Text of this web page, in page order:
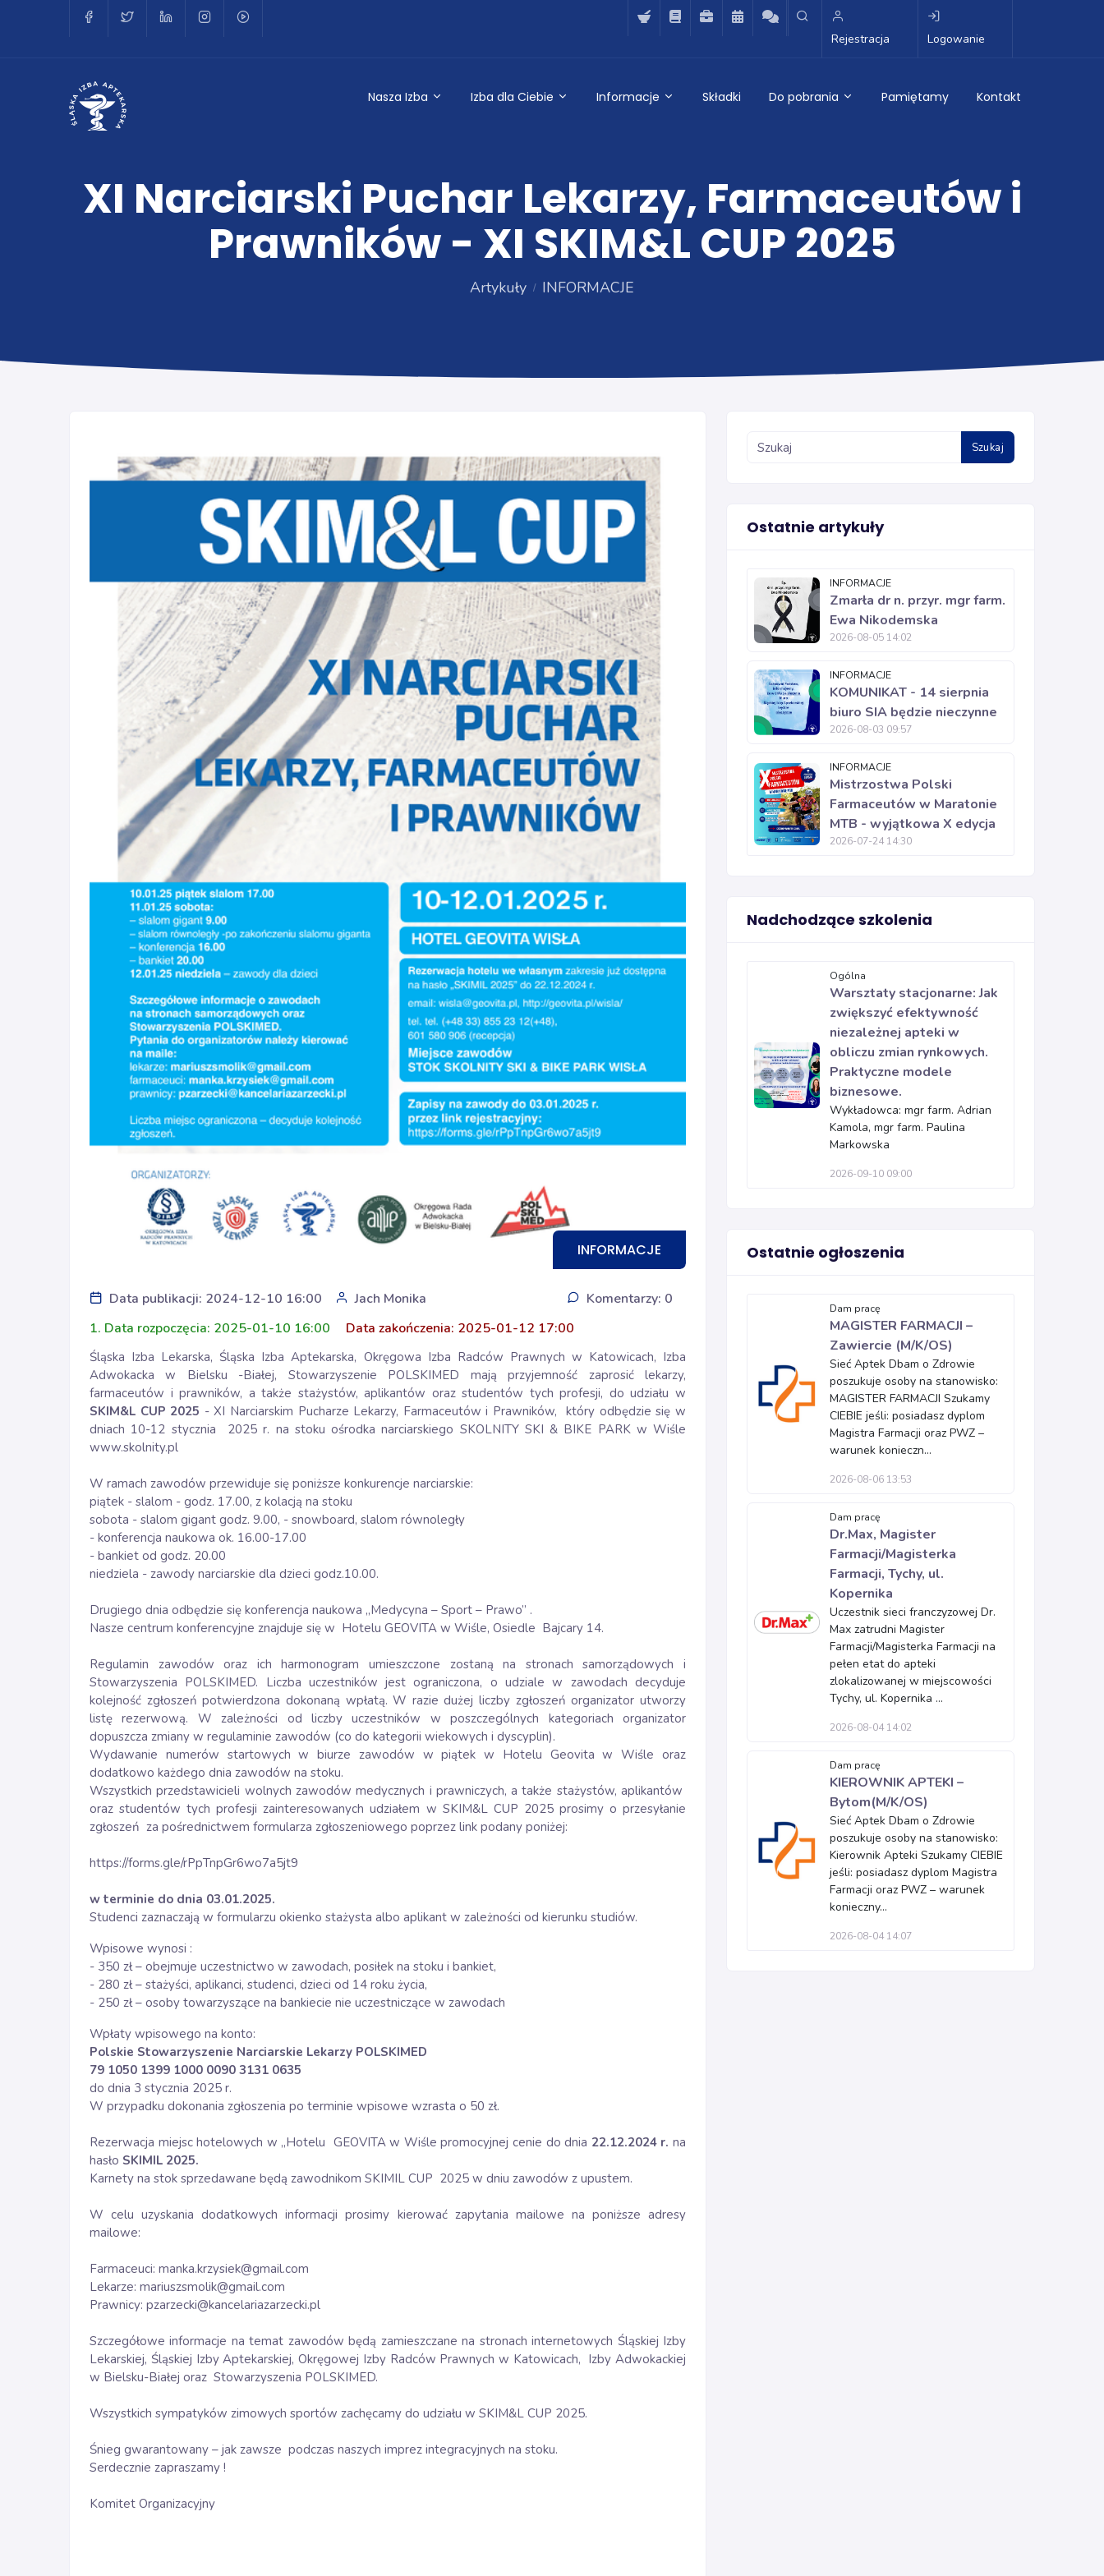
Rejestracja Logowanie
Nasza Izba Izba dla Ciebie Informacje Składki Do pobrania Pamiętamy Kontakt
XI Narciarski Puchar Lekarzy, Farmaceutów i
Prawników - XI SKIM&L CUP 2025
Artykuły INFORMACJE
INFORMACJE
Data publikacji: 2024-12-10 16:00 Jach Monika
Komentarzy: 0
1. Data rozpoczęcia: 2025-01-10 16:00
Data zakończenia: 2025-01-12 17:00
Śląska Izba Lekarska, Śląska Izba Aptekarska, Okręgowa Izba Radców Prawnych w Katowicach, Izba
Adwokacka w Bielsku -Białej, Stowarzyszenie POLSKIMED mają przyjemność zaprosić lekarzy,
farmaceutów i prawników, a także stażystów, aplikantów oraz studentów tych profesji, do udziału w
SKIM&L CUP 2025 - XI Narciarskim Pucharze Lekarzy, Farmaceutów i Prawników, który odbędzie się w
dniach 10-12 stycznia 2025 r. na stoku ośrodka narciarskiego SKOLNITY SKI & BIKE PARK w Wiśle
www.skolnity.pl
W ramach zawodów przewiduje się poniższe konkurencje narciarskie:
piątek - slalom - godz. 17.00, z kolacją na stoku
sobota - slalom gigant godz. 9.00, - snowboard, slalom równoległy
- konferencja naukowa ok. 16.00-17.00
- bankiet od godz. 20.00
niedziela - zawody narciarskie dla dzieci godz.10.00.
Drugiego dnia odbędzie się konferencja naukowa „Medycyna – Sport – Prawo” .
Nasze centrum konferencyjne znajduje się w Hotelu GEOVITA w Wiśle, Osiedle Bajcary 14.
Regulamin zawodów oraz ich harmonogram umieszczone zostaną na stronach samorządowych i
Stowarzyszenia POLSKIMED. Liczba uczestników jest ograniczona, o udziale w zawodach decyduje
kolejność zgłoszeń potwierdzona dokonaną wpłatą. W razie dużej liczby zgłoszeń organizator utworzy
listę rezerwową. W zależności od liczby uczestników w poszczególnych kategoriach organizator
dopuszcza zmiany w regulaminie zawodów (co do kategorii wiekowych i dyscyplin).
Wydawanie numerów startowych w biurze zawodów w piątek w Hotelu Geovita w Wiśle oraz
dodatkowo każdego dnia zawodów na stoku.
Wszystkich przedstawicieli wolnych zawodów medycznych i prawniczych, a także stażystów, aplikantów
oraz studentów tych profesji zainteresowanych udziałem w SKIM&L CUP 2025 prosimy o przesyłanie
zgłoszeń za pośrednictwem formularza zgłoszeniowego poprzez link podany poniżej:
https://forms.gle/rPpTnpGr6wo7a5jt9
w terminie do dnia 03.01.2025.
Studenci zaznaczają w formularzu okienko stażysta albo aplikant w zależności od kierunku studiów.
Wpisowe wynosi :
- 350 zł – obejmuje uczestnictwo w zawodach, posiłek na stoku i bankiet,
- 280 zł – stażyści, aplikanci, studenci, dzieci od 14 roku życia,
- 250 zł – osoby towarzyszące na bankiecie nie uczestniczące w zawodach
Wpłaty wpisowego na konto:
Polskie Stowarzyszenie Narciarskie Lekarzy POLSKIMED
79 1050 1399 1000 0090 3131 0635
do dnia 3 stycznia 2025 r.
W przypadku dokonania zgłoszenia po terminie wpisowe wzrasta o 50 zł.
Rezerwacja miejsc hotelowych w „Hotelu GEOVITA w Wiśle promocyjnej cenie do dnia 22.12.2024 r. na
hasło SKIMIL 2025.
Karnety na stok sprzedawane będą zawodnikom SKIMIL CUP 2025 w dniu zawodów z upustem.
W celu uzyskania dodatkowych informacji prosimy kierować zapytania mailowe na poniższe adresy
mailowe:
Farmaceuci: manka.krzysiek@gmail.com
Lekarze: mariuszsmolik@gmail.com
Prawnicy: pzarzecki@kancelariazarzecki.pl
Szczegółowe informacje na temat zawodów będą zamieszczane na stronach internetowych Śląskiej Izby
Lekarskiej, Śląskiej Izby Aptekarskiej, Okręgowej Izby Radców Prawnych w Katowicach, Izby Adwokackiej
w Bielsku-Białej oraz Stowarzyszenia POLSKIMED.
Wszystkich sympatyków zimowych sportów zachęcamy do udziału w SKIM&L CUP 2025.
Śnieg gwarantowany – jak zawsze podczas naszych imprez integracyjnych na stoku.
Serdecznie zapraszamy !
Komitet Organizacyjny
Szukaj
Ostatnie artykuły
INFORMACJE
Zmarła dr n. przyr. mgr farm.
Ewa Nikodemska
2026-08-05 14:02
INFORMACJE
KOMUNIKAT - 14 sierpnia
biuro SIA będzie nieczynne
2026-08-03 09:57
INFORMACJE
Mistrzostwa Polski
Farmaceutów w Maratonie
MTB - wyjątkowa X edycja
2026-07-24 14:30
Nadchodzące szkolenia
Ogólna
Warsztaty stacjonarne: Jak
zwiększyć efektywność
niezależnej apteki w
obliczu zmian rynkowych.
Praktyczne modele
biznesowe.
Wykładowca: mgr farm. Adrian
Kamola, mgr farm. Paulina
Markowska
2026-09-10 09:00
Ostatnie ogłoszenia
Dam pracę
MAGISTER FARMACJI –
Zawiercie (M/K/OS)
Sieć Aptek Dbam o Zdrowie
poszukuje osoby na stanowisko:
MAGISTER FARMACJI Szukamy
CIEBIE jeśli: posiadasz dyplom
Magistra Farmacji oraz PWZ –
warunek konieczn...
2026-08-06 13:53
Dam pracę
Dr.Max, Magister
Farmacji/Magisterka
Farmacji, Tychy, ul.
Kopernika
Uczestnik sieci franczyzowej Dr.
Max zatrudni Magister
Farmacji/Magisterka Farmacji na
pełen etat do apteki
zlokalizowanej w miejscowości
Tychy, ul. Kopernika ...
2026-08-04 14:02
Dam pracę
KIEROWNIK APTEKI –
Bytom(M/K/OS)
Sieć Aptek Dbam o Zdrowie
poszukuje osoby na stanowisko:
Kierownik Apteki Szukamy CIEBIE
jeśli: posiadasz dyplom Magistra
Farmacji oraz PWZ – warunek
konieczny...
2026-08-04 14:07